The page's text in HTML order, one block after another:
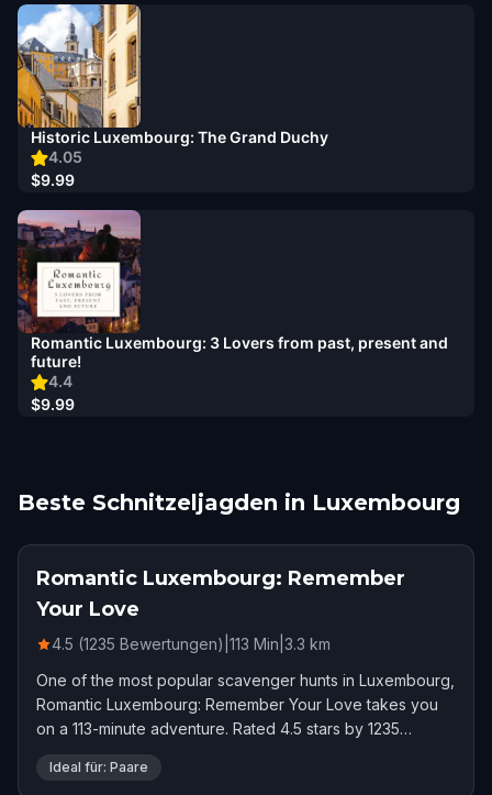
4.05
Historic Luxembourg: The Grand Duchy
$9.99
4.4
Romantic Luxembourg: 3 Lovers from past, present and
future!
$9.99
Beste Schnitzeljagden in Luxembourg
Romantic Luxembourg: Remember
Your Love
4.5 (1235 Bewertungen) 113 Min 3.3 km
One of the most popular scavenger hunts in Luxembourg,
Romantic Luxembourg: Remember Your Love takes you
on a 113-minute adventure. Rated 4.5 stars by 1235
players.
Ideal für: Paare